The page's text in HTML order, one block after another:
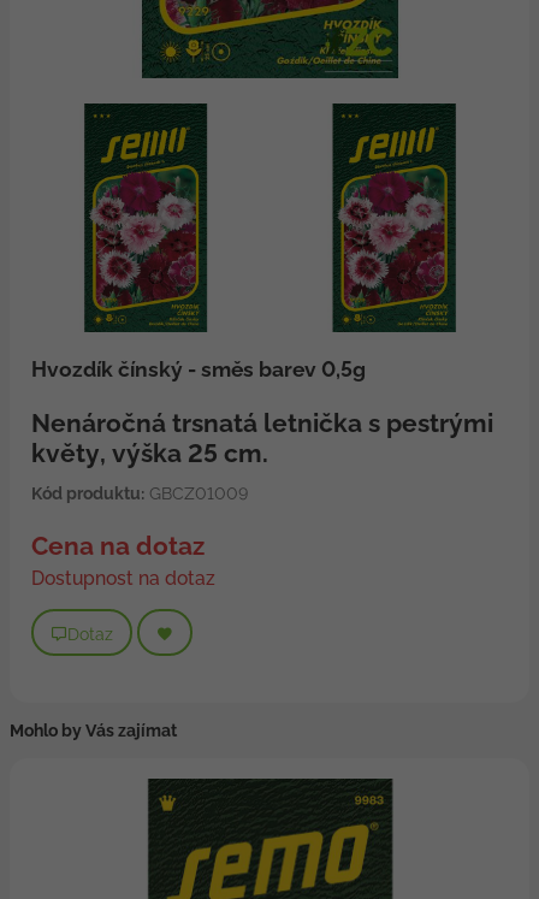
Hvozdík čínský - směs barev 0,5g
Nenáročná trsnatá letnička s pestrými
květy, výška 25 cm.
Kód produktu:GBCZ01009
Cena na dotaz
Dostupnost na dotaz
Dotaz
Mohlo by Vás zajímat